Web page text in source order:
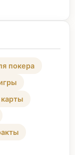
покера